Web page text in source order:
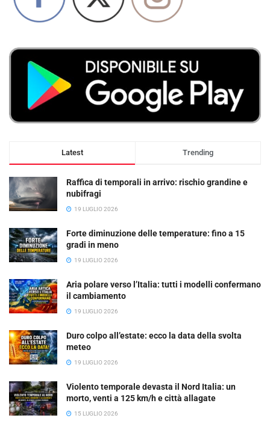
Latest Trending
Raffica di temporali in arrivo: rischio grandine e
nubifragi
19 LUGLIO 2026
Forte diminuzione delle temperature: fino a 15
gradi in meno
19 LUGLIO 2026
Aria polare verso l’Italia: tutti i modelli confermano
il cambiamento
19 LUGLIO 2026
Duro colpo all’estate: ecco la data della svolta
meteo
19 LUGLIO 2026
Violento temporale devasta il Nord Italia: un
morto, venti a 125 km/h e città allagate
15 LUGLIO 2026